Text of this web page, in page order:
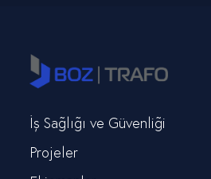
İş Sağlığı ve Güvenliği
Projeler